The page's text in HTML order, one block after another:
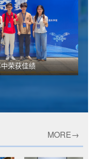
荣获佳绩
MORE